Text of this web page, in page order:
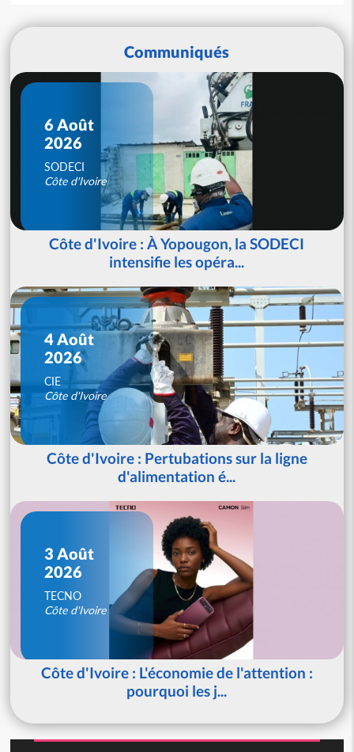
Communiqués
6 Août
2026
SODECI
Côte d'Ivoire
Côte d'Ivoire : À Yopougon, la SODECI
intensifie les opéra...
4 Août
2026
CIE
Côte d'Ivoire
Côte d'Ivoire : Pertubations sur la ligne
d'alimentation é...
3 Août
2026
TECNO
Côte d'Ivoire
Côte d'Ivoire : L'économie de l'attention :
pourquoi les j...